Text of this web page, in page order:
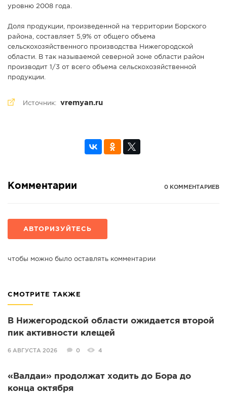
уровню 2008 года.
Доля продукции, произведенной на территории Борского
района, составляет 5,9% от общего объема
сельскохозяйственного производства Нижегородской
области. В так называемой северной зоне области район
производит 1/3 от всего объема сельскохозяйственной
продукции.
Источник: vremyan.ru
Комментарии 0 КОММЕНТАРИЕВ
АВТОРИЗУЙТЕСЬ
чтобы можно было оставлять комментарии
СМОТРИТЕ ТАКЖЕ
В Нижегородской области ожидается второй
пик активности клещей
6 АВГУСТА 2026 0 4
«Валдаи» продолжат ходить до Бора до
конца октября